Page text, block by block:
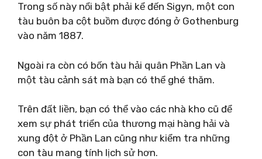
Trong số này nổi bật phải kể đến Sigyn, một con
tàu buôn ba cột buồm được đóng ở Gothenburg
vào năm 1887.
Ngoài ra còn có bốn tàu hải quân Phần Lan và
một tàu cảnh sát mà bạn có thể ghé thăm.
Trên đất liền, bạn có thể vào các nhà kho cũ để
xem sự phát triển của thương mại hàng hải và
xung đột ở Phần Lan cũng như kiểm tra những
con tàu mang tính lịch sử hơn.